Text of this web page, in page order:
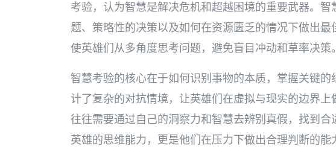
考验，认为智慧是解决危机和超越困境的重要武器。
题、策略性的决策以及如何在资源匮乏的情况下做出
使英雄们从多角度思考问题，避免盲目冲动和草率决策。
智慧考验的核心在于如何识别事物的本质，掌握关键
计了复杂的对抗情境，让英雄们在虚拟与现实的边界上
往往需要通过自己的洞察力和智慧去辨别真假，找到
英雄的思维能力，更是他们在压力下做出合理判断的能